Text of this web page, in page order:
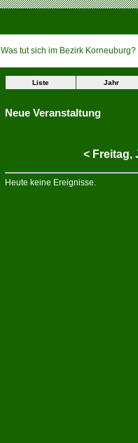
Was tut sich im Bezirk Korneuburg?
Liste Jahr
Neue Veranstaltung
<Freitag,
Heute keine Ereignisse.